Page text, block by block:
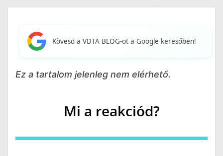
Kövesd a VDTA BLOG-ot a Google keresőben!
Ez a tartalom jelenleg nem elérhető.
Mi a reakciód?